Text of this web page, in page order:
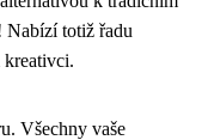
Nabízí totiž řadu
kreativci.
Všechny vaše